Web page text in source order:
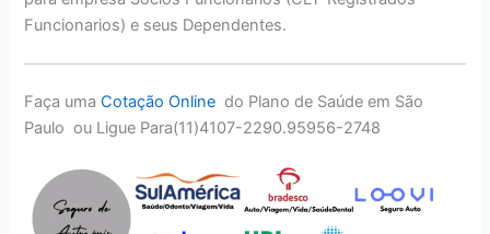
Funcionarios) e seus Dependentes.
Faça umaCotação Onlinedo Plano de Saúde em São
Paulo ou Ligue Para(11)4107-2290.95956-2748